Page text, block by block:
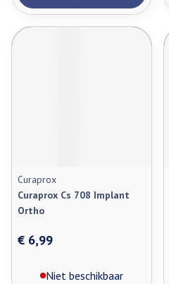
Curaprox
Curaprox Cs 708 Implant
Ortho
€ 6,99
Niet beschikbaar